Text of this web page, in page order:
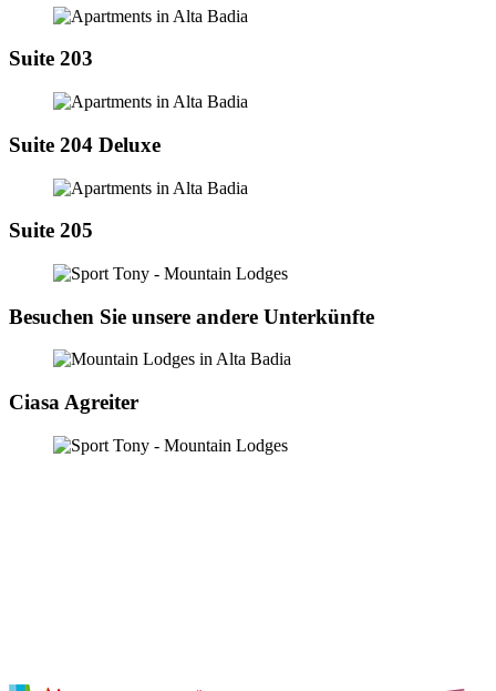
Suite 203
Suite 204 Deluxe
Suite 205
Besuchen Sie unsere andere Unterkünfte
Ciasa Agreiter